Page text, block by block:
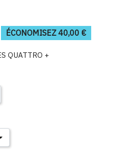
ÉCONOMISEZ 40,00 €
QUATTRO +